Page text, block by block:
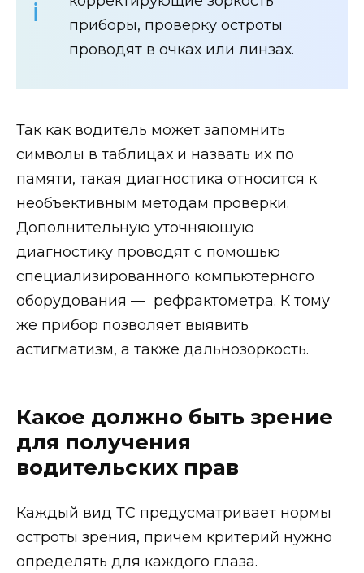
приборы, проверку остроты
проводят в очках или линзах.
Так как водитель может запомнить
символы в таблицах и назвать их по
памяти, такая диагностика относится к
необъективным методам проверки.
Дополнительную уточняющую
диагностику проводят с помощью
специализированного компьютерного
оборудования — рефрактометра. К тому
же прибор позволяет выявить
астигматизм, а также дальнозоркость.
Какое должно быть зрение
для получения
водительских прав
Каждый вид ТС предусматривает нормы
остроты зрения, причем критерий нужно
определять для каждого глаза.